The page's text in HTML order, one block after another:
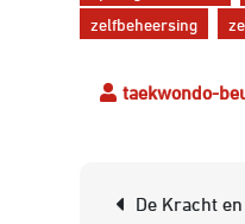
zelfbeheersing
De Kracht